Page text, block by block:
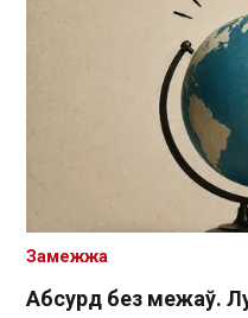
Абсурд без межаў.
Замежжа